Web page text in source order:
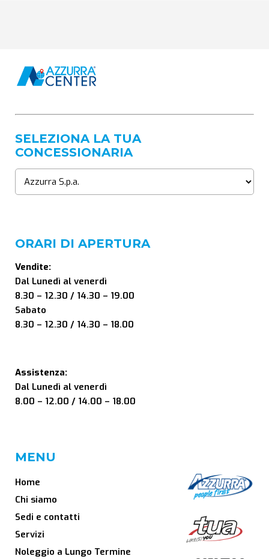
SELEZIONA LA TUA
CONCESSIONARIA
ORARI DI APERTURA
Vendite:
Dal Lunedì al venerdì
8.30 – 12.30 / 14.30 – 19.00
Sabato
8.30 – 12.30 / 14.30 – 18.00
Assistenza:
Dal Lunedì al venerdì
8.00 – 12.00 / 14.00 – 18.00
MENU
Home
Chi siamo
Sedi e contatti
Servizi
Noleggio a Lungo Termine